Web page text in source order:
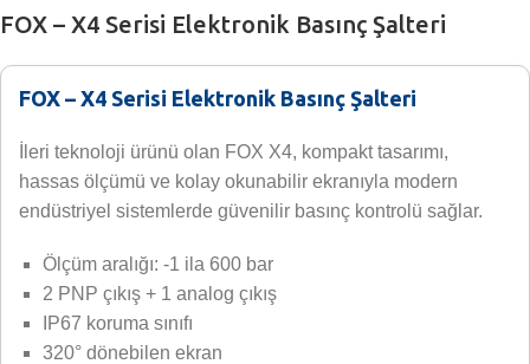
FOX – X4 Serisi Elektronik Basınç Şalteri
FOX – X4 Serisi Elektronik Basınç Şalteri
İleri teknoloji ürünü olan FOX X4, kompakt tasarımı,
hassas ölçümü ve kolay okunabilir ekranıyla modern
endüstriyel sistemlerde güvenilir basınç kontrolü sağlar.
Ölçüm aralığı: -1 ila 600 bar
2 PNP çıkış + 1 analog çıkış
IP67 koruma sınıfı
320° dönebilen ekran